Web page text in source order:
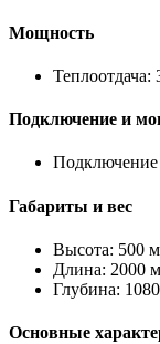
Мощность
Теплоотдача:
Подключение и
Подключение
Габариты и вес
Высота: 500
Длина: 2000
Глубина:
Основные